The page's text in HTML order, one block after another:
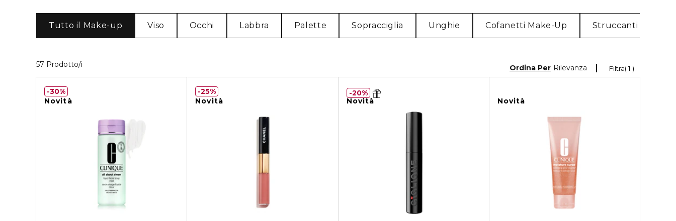
Tutto il Make-up Viso Occhi Labbra Palette Sopracciglia Unghie Cofanetti Make-Up Struccanti
57 Prodotto/i Filtra 1
Ordina Per Rilevanza
Novità
30%
Novità
25%
Novità
20%
Novità